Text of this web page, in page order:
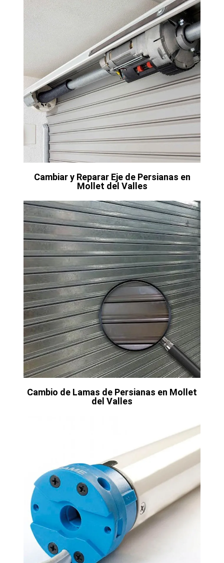
Cambiar y Reparar Eje de Persianas en
Mollet del Valles
Cambio de Lamas de Persianas en Mollet
del Valles